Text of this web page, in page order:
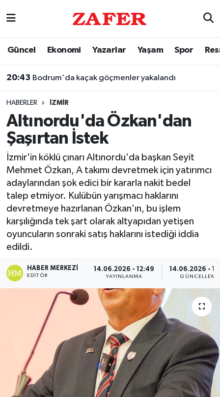
Güncel Ekonomi Yazarlar Yaşam Spor
20:43 Bodrum'da kaçak göçmenler yakalandı
HABERLER İZMIR
Altınordu'da Özkan'dan
Şaşırtan İstek
İzmir'in köklü çınarı Altınordu'da başkan Seyit
Mehmet Özkan, A takımı devretmek için yatırımcı
adaylarından şok edici bir kararla nakit bedel
talep etmiyor. Kulübün yarışmacı haklarını
devretmeye hazırlanan Özkan'ın, bu işlem
karşılığında tek şart olarak altyapıdan yetişen
oyuncuların sonraki satış haklarını istediği iddia
edildi.
HABER MERKEZI
EDITÖR
14.06.2026 - 12:49
YAYINLANMA
14.06.2026 -
GÜNCELLEME
Nöbetçi Eczaneler
Trafik Durumu
Süper Lig Puan Durumu ve Fikstür
Tüm Manşetler
Son Dakika Haberleri
Haber Arşivi